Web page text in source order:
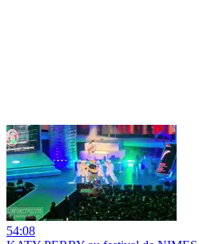
54:08